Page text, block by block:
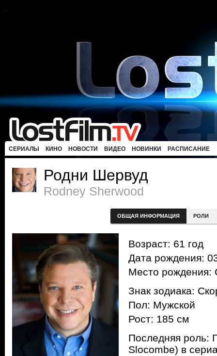
СЕРИАЛЫ КИНО НОВОСТИ ВИДЕО НОВИНКИ РАСПИСАНИЕ
Родни Шервуд
Rodney Sherwood
ОБЩАЯ ИНФОРМАЦИЯ РОЛИ
Возраст: 61 год
Дата рождения:
Место
Знак зодиака:
Пол: Мужской
Рост: 185 см
Последняя роль:
Slocombe) в